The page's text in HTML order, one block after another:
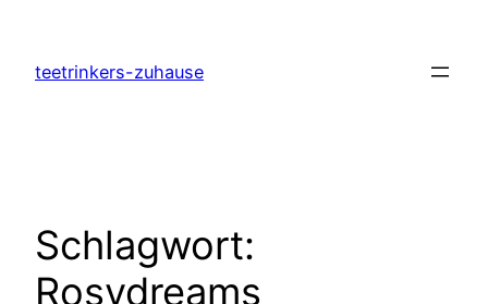
springen
teetrinkers-zuhause
Schlagwort:
Rosydreams